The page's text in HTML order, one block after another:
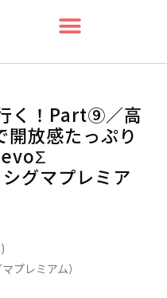
く！Part⑨／高
開放感たっぷり
グマプレミア
プレミアム）